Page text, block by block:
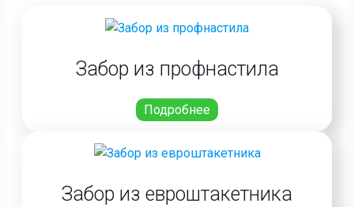
Забор из профнастила
Подробнее
Забор из евроштакетника